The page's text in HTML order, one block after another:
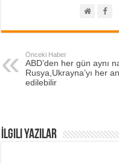
Önceki Haber
ABD’den her gün aynı
Rusya,Ukrayna’yı her
edilebilir
İlgili Yazılar